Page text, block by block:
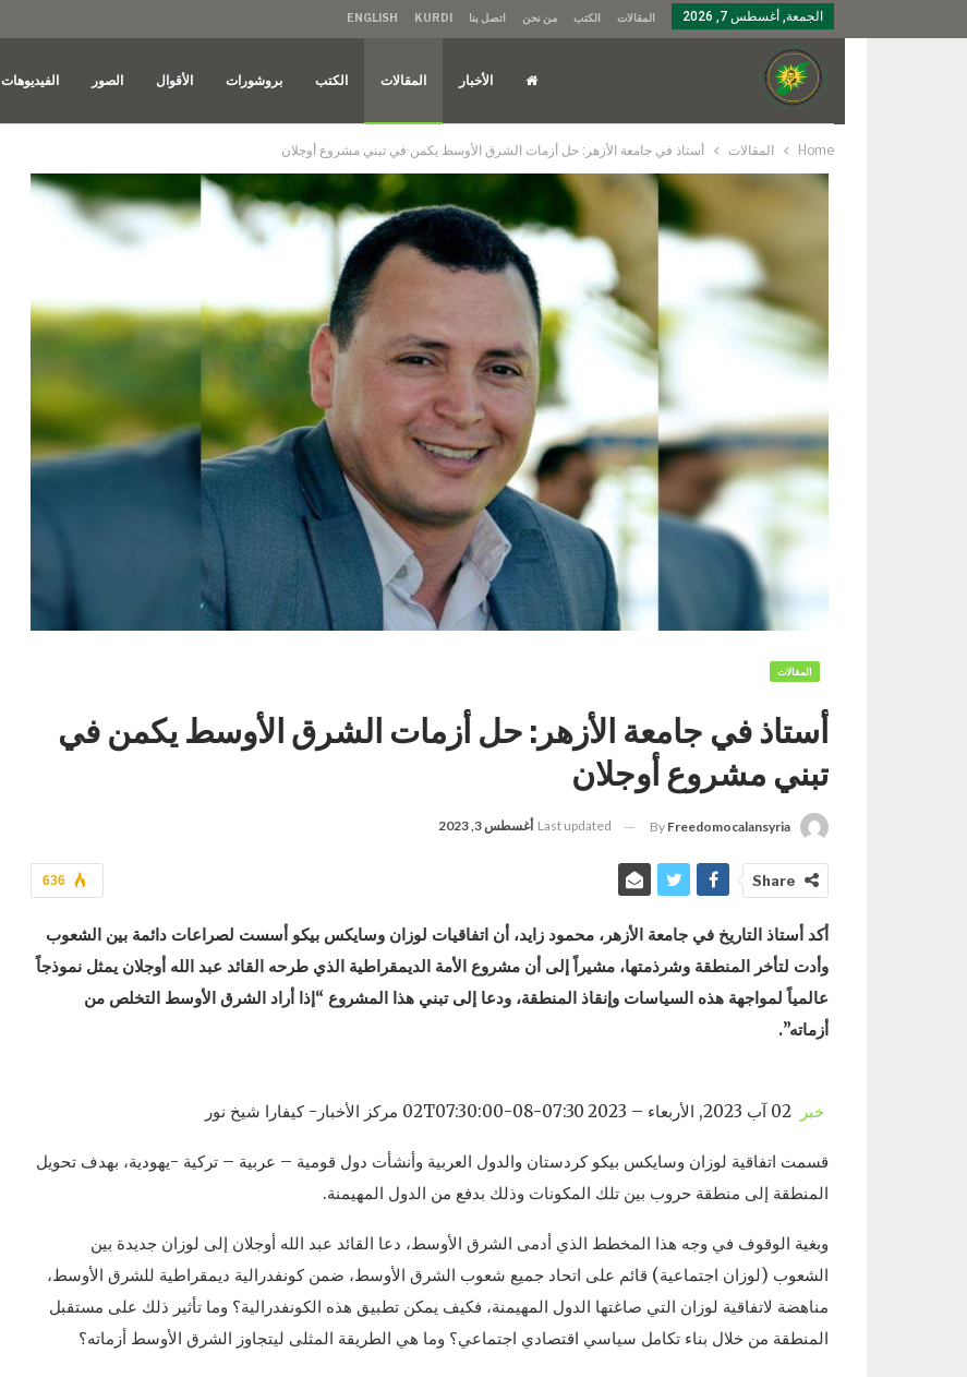
الجمعة, أغسطس 7, 2026 المقالات الكتب من نحن اتصل بنا KURDI
ENGLISH
الأخبار المقالات الكتب بروشورات الأقوال الصور الفيديوهات
Home المقالات أستاذ في جامعة الأزهر: حل أزمات الشرق الأوسط يكمن في تبني مشروع أوجلان
المقالات
أستاذ في جامعة الأزهر: حل أزمات الشرق الأوسط يكمن في
تبني مشروع أوجلان
By Freedomocalansyria
Last updated أغسطس 3, 2023
636 Share
أكد أستاذ التاريخ في جامعة الأزهر، محمود زايد، أن اتفاقيات لوزان وسايكس بيكو أسست لصراعات دائمة بين الشعوب
وأدت لتأخر المنطقة وشرذمتها، مشيراً إلى أن مشروع الأمة الديمقراطية الذي طرحه القائد عبد الله أوجلان يمثل نموذجاً
عالمياً لمواجهة هذه السياسات وإنقاذ المنطقة، ودعا إلى تبني هذا المشروع “إذا أراد الشرق الأوسط التخلص من
أزماته”.
خبر
قسمت اتفاقية لوزان وسايكس بيكو كردستان والدول العربية وأنشأت دول قومية – عربية – تركية -يهودية، بهدف تحويل
المنطقة إلى منطقة حروب بين تلك المكونات وذلك بدفع من الدول المهيمنة.
وبغية الوقوف في وجه هذا المخطط الذي أدمى الشرق الأوسط، دعا القائد عبد الله أوجلان إلى لوزان جديدة بين
الشعوب (لوزان اجتماعية) قائم على اتحاد جميع شعوب الشرق الأوسط، ضمن كونفدرالية ديمقراطية للشرق الأوسط،
مناهضة لاتفاقية لوزان التي صاغتها الدول المهيمنة، فكيف يمكن تطبيق هذه الكونفدرالية؟ وما تأثير ذلك على مستقبل
المنطقة من خلال بناء تكامل سياسي اقتصادي اجتماعي؟ وما هي الطريقة المثلى ليتجاوز الشرق الأوسط أزماته؟